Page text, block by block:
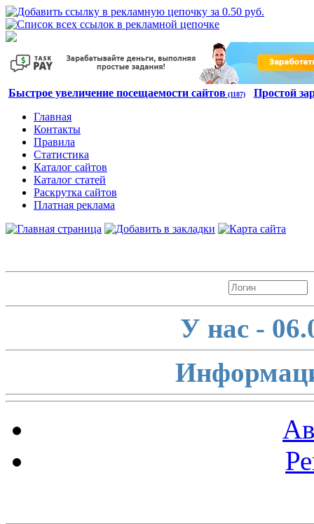
Быстрое увеличение посещаемости сайтов (1187)
Простой
Главная
Контакты
Правила
Статистика
Каталог сайтов
Каталог статей
Раскрутка сайтов
Платная реклама
У нас -